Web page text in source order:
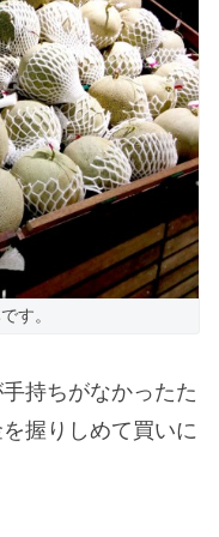
す。
持ちがなかったた
握りしめて買いに